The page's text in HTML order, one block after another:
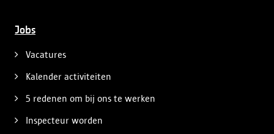
Jobs
Vacatures
Kalender activiteiten
5 redenen om bij ons te werken
Inspecteur worden